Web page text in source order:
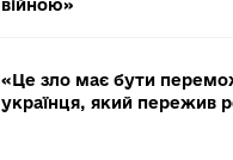
війною»
«Це зло має бути
українця, який пережив